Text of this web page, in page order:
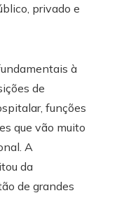
privado e
à
de
funções
que vão muito
A
da
de grandes